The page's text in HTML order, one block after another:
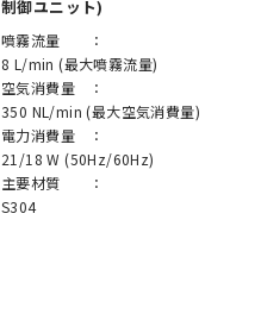
制御ユニット)
噴霧流量 ：
8 L/min (最大噴霧流量)
空気消費量 ：
350 NL/min (最大空気消費量)
電力消費量 ：
21/18 W (50Hz/60Hz)
主要材質 ：
S304